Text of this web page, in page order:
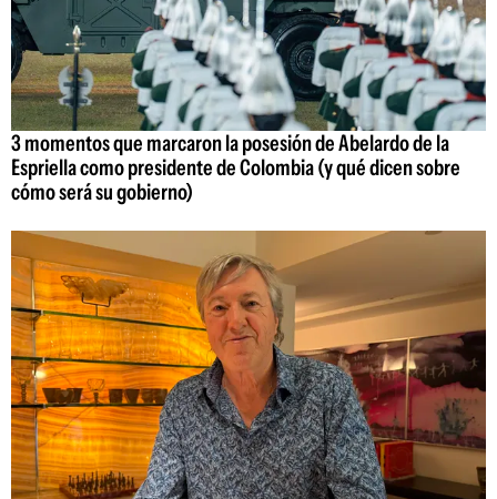
3 momentos que marcaron la posesión de Abelardo de la
Espriella como presidente de Colombia (y qué dicen sobre
cómo será su gobierno)